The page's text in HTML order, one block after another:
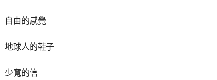
自由的感覺
地球人的鞋子
少寬的信